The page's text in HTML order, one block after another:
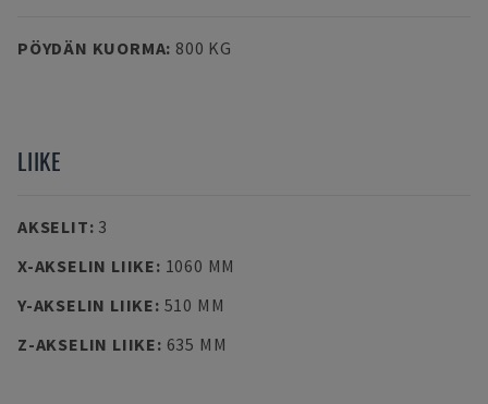
PÖYDÄN KUORMA: 800 KG
LIIKE
AKSELIT: 3
X-AKSELIN LIIKE: 1060 MM
Y-AKSELIN LIIKE: 510 MM
Z-AKSELIN LIIKE: 635 MM